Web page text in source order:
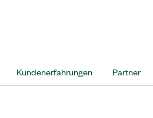
Kundenerfahrungen Partner